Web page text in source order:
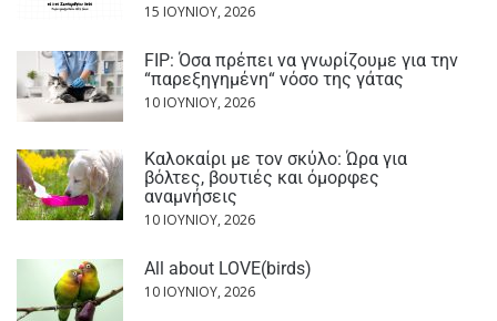
15 ΙΟΥΝΊΟΥ, 2026
FIP: Όσα πρέπει να γνωρίζουμε για την
“παρεξηγημένη“ νόσο της γάτας
10 ΙΟΥΝΊΟΥ, 2026
Καλοκαίρι με τον σκύλο: Ώρα για
βόλτες, βουτιές και όμορφες
αναμνήσεις
10 ΙΟΥΝΊΟΥ, 2026
All about LOVE(birds)
10 ΙΟΥΝΊΟΥ, 2026